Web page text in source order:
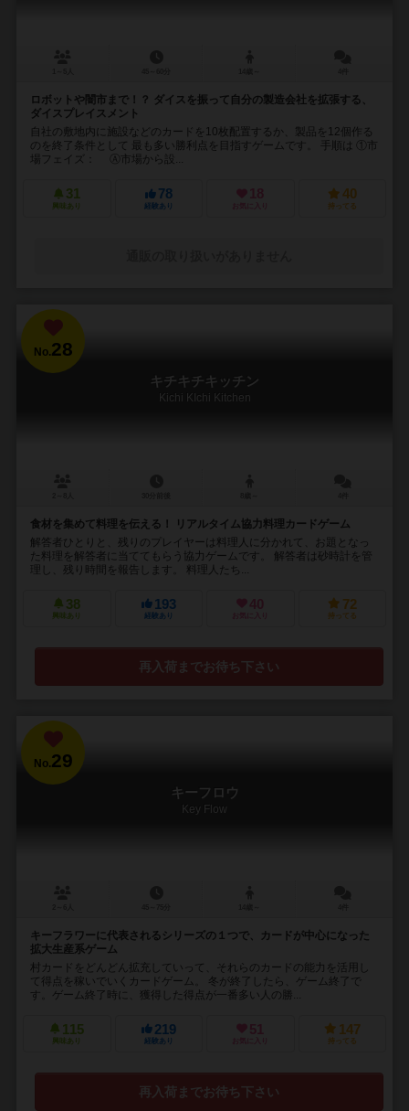
ロボットや闇市まで！？ ダイスを振って自分の製造会社を拡張する、
ダイスプレイスメント
自社の敷地内に施設などのカードを10枚配置するか、製品を12個作る
のを終了条件として 最も多い勝利点を目指すゲームです。 手順は ①市
場フェイズ： Ⓐ市場から設...
31
興味あり
78
経験あり
18
お気に入り
40
持ってる
No.28
キチキチキッチン
Kichi KIchi Kitchen
食材を集めて料理を伝える！ リアルタイム協力料理カードゲーム
解答者ひとりと、残りのプレイヤーは料理人に分かれて、お題となっ
た料理を解答者に当ててもらう協力ゲームです。 解答者は砂時計を管
理し、残り時間を報告します。 料理人たち...
38
興味あり
193
経験あり
40
お気に入り
72
持ってる
再入荷までお待ち下さい
No.29
キーフロウ
Key Flow
キーフラワーに代表されるシリーズの１つで、カードが中心になった
拡大生産系ゲーム
村カードをどんどん拡充していって、それらのカードの能力を活用し
て得点を稼いでいくカードゲーム。 冬が終了したら、ゲーム終了で
す。ゲーム終了時に、獲得した得点が一番多い人の勝...
115
興味あり
219
経験あり
51
お気に入り
147
持ってる
再入荷までお待ち下さい